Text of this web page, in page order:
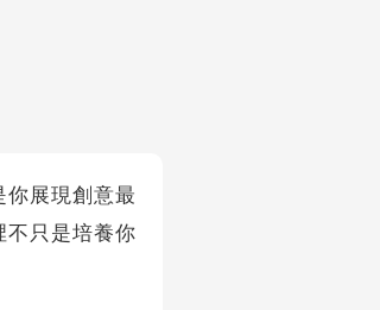
展現創意最
不只是培養你